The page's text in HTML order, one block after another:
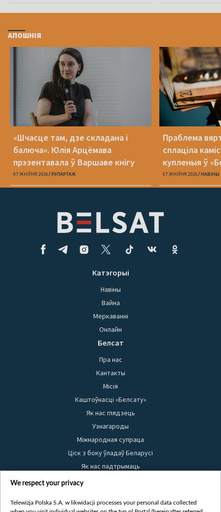
АПОШНІЯ
«Шчасце там, дзе складана і
балюча». Юлія Арцёмава
прэзентавала ў Варшаве кнігу
«Пока я искала слова»
07 ЖНІЎНЯ 2026 РЭПАРТАЖ
Праблема
сплаціла
купленыя ў
07 ЖНІЎНЯ 2026 НАВІНЫ
Катэгорыі
Навіны
Вайна
Меркаванні
Онлайн
Белсат
Пра нас
Кантакты
Місія
Каштоўнасці «Белсату»
Як нас глядзець
Узнагароды
Міжнародная супраца
Ціск з боку ўладаў Беларусі
Як нас падтрымаць
Правілы выкарыстання матэрыялаў
Бяспека
We respect your privacy
Telewizja Polska S.A. w likwidacji processes your personal data collected